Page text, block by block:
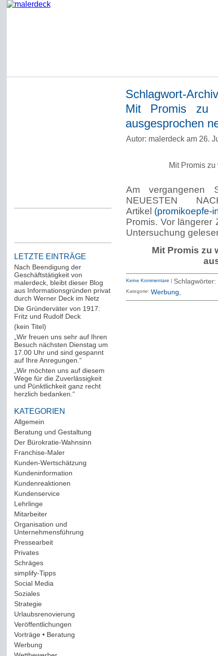
LETZTE EINTRÄGE
Nach Beendigung der
Geschäftstätigkeit von
malerdeck, bleibt dieser Blog
aus Informationsgründen privat
durch Werner Deck im Netz
Die Gründerväter von 1917:
Fritz und Rudolf Deck
(kein Titel)
„Wir freuen uns sehr auf Ihren
Besuch nächsten Dienstag um
17.00 Uhr und sind gespannt
auf Ihre Anregungen.“
„Wir möchten uns auf diesem
Wege für die Zuverlässigkeit
und Pünktlichkeit ganz recht
herzlich bedanken.“
KATEGORIEN
Allgemein
Beratung und Gestaltung
Der Bürokratie-Wahnsinn
Franchise-Maler(42)
Kunden-Wertschätzung
Kundeninformation
Kundenreaktionen
Kundenservice(178)
Lehrlinge(54)
Mitarbeiter(163)
Organisation und
Unternehmensführung
Pressearbeit(12)
Privates(193)
Schräges(161)
simplify-Tipps(123)
Social Media
Soziales(37)
Strategie(220)
Urlaubsrenovierung
Veröffentlichungen
Vorträge • Beratung
Werbung
Schlagwort-
Mit Promis zu
ausgesprochen
Autor: malerdeck am 26.
Mit Promis
Am vergangenen
NEUESTEN
Artikel (promikoepfe-
Promis. Vor
Untersuchung
Mit Promis zu
Keine Kommentare | Schlagwörter:
Kategorie: Werbung